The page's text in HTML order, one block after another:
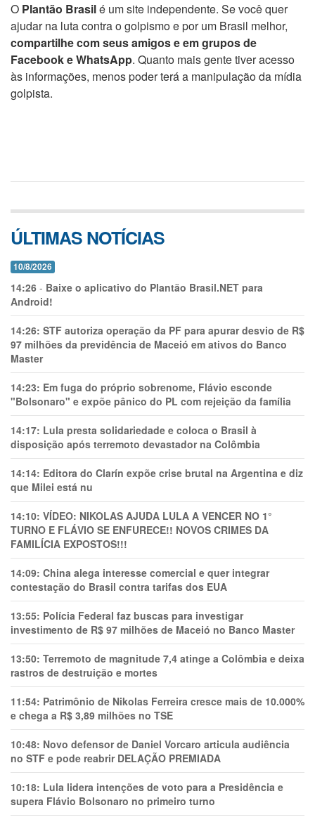
O Plantão Brasilé um site independente. Se você quer
ajudar na luta contra o golpismo e por um Brasil melhor,
compartilhe com seus amigos e em grupos de
Facebook e WhatsApp. Quanto mais gente tiver acesso
às informações, menos poder terá a manipulação da mídia
golpista.
ÚLTIMAS NOTÍCIAS
10/8/2026
14:26 - Baixe o aplicativo do Plantão Brasil.NET para
Android!
14:26: STF autoriza operação da PF para apurar desvio de R$
97 milhões da previdência de Maceió em ativos do Banco
Master
14:23: Em fuga do próprio sobrenome, Flávio esconde
"Bolsonaro" e expõe pânico do PL com rejeição da família
14:17: Lula presta solidariedade e coloca o Brasil à
disposição após terremoto devastador na Colômbia
14:14: Editora do Clarín expõe crise brutal na Argentina e diz
que Milei está nu
14:10: VÍDEO: NIKOLAS AJUDA LULA A VENCER NO 1°
TURNO E FLÁVIO SE ENFURECE!! NOVOS CRIMES DA
FAMILÍCIA EXPOSTOS!!!
14:09: China alega interesse comercial e quer integrar
contestação do Brasil contra tarifas dos EUA
13:55: Polícia Federal faz buscas para investigar
investimento de R$ 97 milhões de Maceió no Banco Master
13:50: Terremoto de magnitude 7,4 atinge a Colômbia e deixa
rastros de destruição e mortes
11:54: Patrimônio de Nikolas Ferreira cresce mais de 10.000%
e chega a R$ 3,89 milhões no TSE
10:48: Novo defensor de Daniel Vorcaro articula audiência
no STF e pode reabrir DELAÇÃO PREMIADA
10:18: Lula lidera intenções de voto para a Presidência e
supera Flávio Bolsonaro no primeiro turno